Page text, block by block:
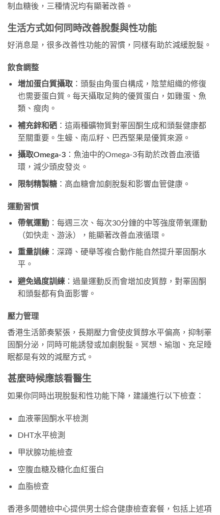
制血糖後，三種情況均有顯著改善。
生活方式如何同時改善脫髮與性功能
好消息是，很多改善性功能的習慣，同樣有助於減緩脫髮。
飲食調整
增加蛋白質攝取：頭髮由角蛋白構成，陰莖組織的修復
也需要蛋白質。每天攝取足夠的優質蛋白，如雞蛋、魚
類、瘦肉。
補充鋅和硒：這兩種礦物質對睪固酮生成和頭髮健康都
至關重要。生蠔、南瓜籽、巴西堅果是優質來源。
攝取Omega-3：魚油中的Omega-3有助於改善血液循
環，減少頭皮發炎。
限制精製糖：高血糖會加劇脫髮和影響血管健康。
運動習慣
帶氧運動：每週三次、每次30分鐘的中等強度帶氧運動
（如快走、游泳），能顯著改善血液循環。
重量訓練：深蹲、硬舉等複合動作能自然提升睪固酮水
平。
避免過度訓練：過量運動反而會增加皮質醇，對睪固酮
和頭髮都有負面影響。
壓力管理
香港生活節奏緊張，長期壓力會使皮質醇水平偏高，抑制睪
固酮分泌，同時可能誘發或加劇脫髮。冥想、瑜珈、充足睡
眠都是有效的減壓方式。
甚麼時候應該看醫生
如果你同時出現脫髮和性功能下降，建議進行以下檢查：
血液睪固酮水平檢測
DHT水平檢測
甲狀腺功能檢查
空腹血糖及糖化血紅蛋白
血脂檢查
香港多間體檢中心提供男士綜合健康檢查套餐，包括上述項